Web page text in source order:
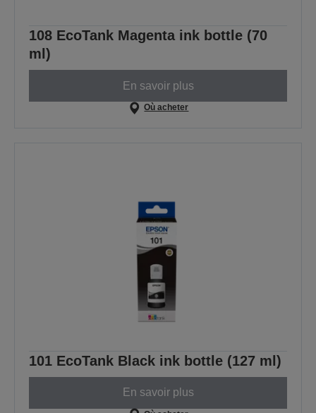
108 EcoTank Magenta ink bottle (70
ml)
En savoir plus
Où acheter
101 EcoTank Black ink bottle (127 ml)
En savoir plus